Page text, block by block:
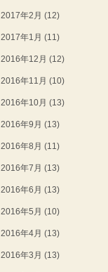
2017年2月 (12)
2017年1月 (11)
2016年12月 (12)
2016年11月 (10)
2016年10月 (13)
2016年9月 (13)
2016年8月 (11)
2016年7月 (13)
2016年6月 (13)
2016年5月 (10)
2016年4月 (13)
2016年3月 (13)